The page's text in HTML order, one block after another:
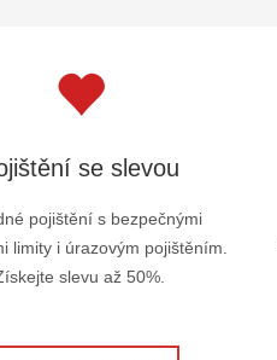
se slevou
pojištění s bezpečnými
limity i úrazovým pojištěním.
slevu až 50%.